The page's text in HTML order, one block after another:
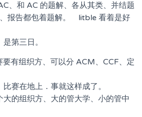
、和 AC 的题解、各从其类、并结题
报告都包着题解。 litble 看着是好
第三日。
有组织方、可以分 ACM、CCF、定
赛在地上．事就这样成了。
的组织方、大的管大学、小的管中